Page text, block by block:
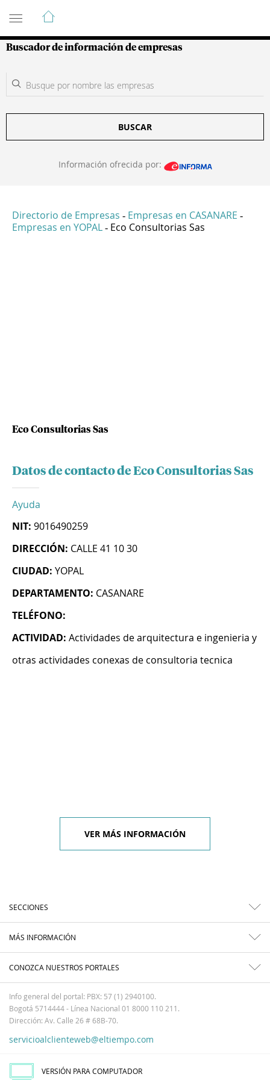
Guía de Empresas Colombianas
Buscador de información de empresas
BUSCAR
Información ofrecida por:
Directorio de Empresas - Empresas en CASANARE -
Empresas en YOPAL - Eco Consultorias Sas
Eco Consultorias Sas
Datos de contacto de Eco Consultorias Sas
Ayuda
NIT: 9016490259
DIRECCIÓN: CALLE 41 10 30
CIUDAD: YOPAL
DEPARTAMENTO: CASANARE
TELÉFONO:
ACTIVIDAD: Actividades de arquitectura e ingenieria y
otras actividades conexas de consultoria tecnica
VER MÁS INFORMACIÓN
SECCIONES
MÁS INFORMACIÓN
CONOZCA NUESTROS PORTALES
Info general del portal: PBX: 57 (1) 2940100.
Bogotá 5714444 - Línea Nacional 01 8000 110 211.
Dirección: Av. Calle 26 # 68B-70.
servicioalclienteweb@eltiempo.com
VERSIÓN PARA COMPUTADOR